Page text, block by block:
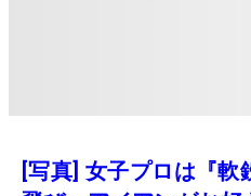
[写真] 女子プロは『軟